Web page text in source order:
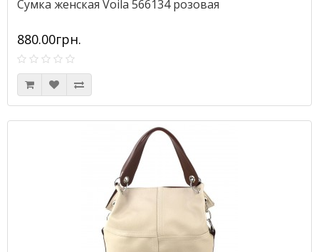
Сумка женская Voila 566134 розовая
880.00грн.